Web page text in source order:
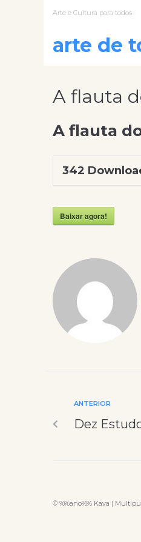
Arte e Cultura para todos
arte de
A flauta
A flauta
342
Baixar agora!
ANTERIOR
Dez
© %%ano%% Kava |